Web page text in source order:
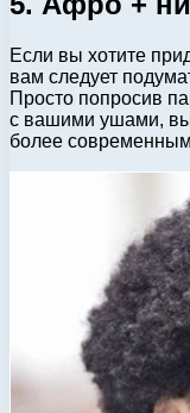
Если вы хотите
вам следует
Просто попросив
с вашими ушами, вы
более